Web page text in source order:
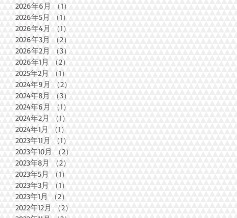
2026年6月
（1）
2026年5月
（1）
2026年4月
（1）
2026年3月
（2）
2026年2月
（3）
2026年1月
（2）
2025年2月
（1）
2024年9月
（2）
2024年8月
（3）
2024年6月
（1）
2024年2月
（1）
2024年1月
（1）
2023年11月
（1）
2023年10月
（2）
2023年8月
（2）
2023年5月
（1）
2023年3月
（1）
2023年1月
（2）
2022年12月
（2）